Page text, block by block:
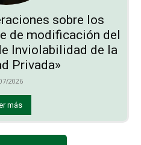
sobre los
de modificación del
Inviolabilidad de la
Privada»
2026
más